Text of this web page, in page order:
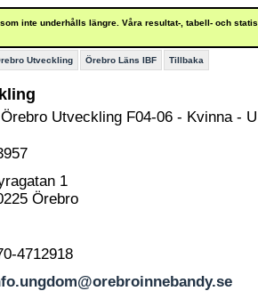
inte underhålls längre. Våra resultat-, tabell- och
Utveckling Örebro Läns IBF Tillbaka
Utveckling F04-06 - Kvinna -
1
Örebro
4712918